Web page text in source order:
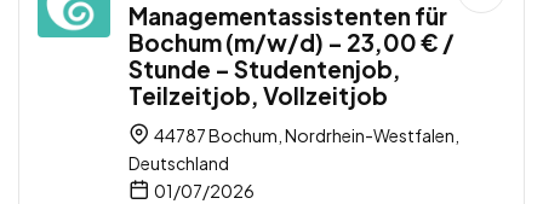
Managementassistenten für
Bochum (m/w/d) – 23,00 € /
Stunde – Studentenjob,
Teilzeitjob, Vollzeitjob
44787 Bochum, Nordrhein-Westfalen,
Deutschland
01/07/2026